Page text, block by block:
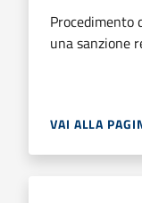
Procedimento
una sanzione
VAI ALLA